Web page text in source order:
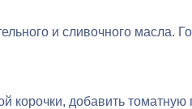
и сливочного масла.
корочки, добавить